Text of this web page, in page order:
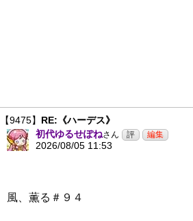
【9475】 RE:《ハーデス》
初代ゆるせぽねさん
2026/08/05 11:53
風、薫る＃９４